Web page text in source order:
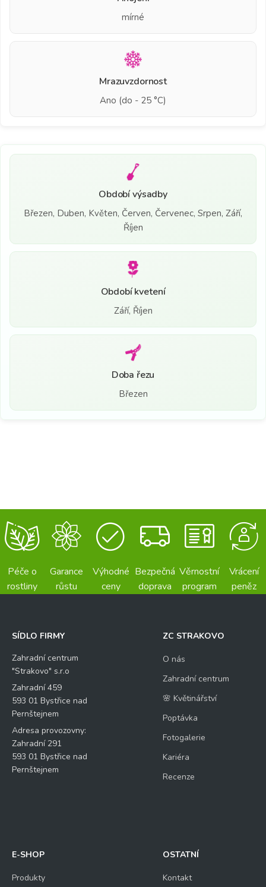
mírné
Mrazuvzdornost
Ano (do - 25 °C)
Období výsadby
Březen, Duben, Květen, Červen, Červenec, Srpen, Září,
Říjen
Období kvetení
Září, Říjen
Doba řezu
Březen
Péče o
rostliny
Garance
růstu
Výhodné
ceny
Bezpečná
doprava
Věrnostní
program
Vrácení
peněz
SÍDLO FIRMY
Zahradní centrum
"Strakovo" s.r.o
Zahradní 459
593 01 Bystřice nad
Pernštejnem
Adresa provozovny:
Zahradní 291
593 01 Bystřice nad
Pernštejnem
ZC STRAKOVO
O nás
Zahradní centrum
🌸 Květinářství
Poptávka
Fotogalerie
Kariéra
Recenze
E-SHOP
Produkty
OSTATNÍ
Kontakt